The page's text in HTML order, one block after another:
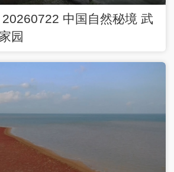
20260722 中国自然秘境 武
园